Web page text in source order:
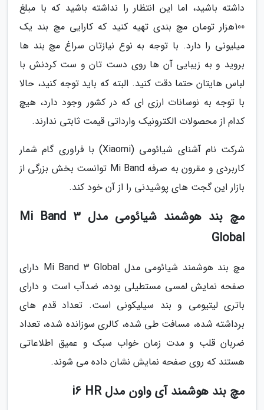
داشته باشید، اما این انتظار را نداشته باشید که با مبلغ
100هزار تومان مچ بندی تهیه کنید که کارایی مچ بند یک
میلیونی را دارد. با توجه به نوع نیازتان سراغ مچ بند ها
بروید و به زیبایی آن ها روی دست تان و ست کردنش با
لباس هایتان حتما دقت کنید. البته که باید توجه کنید، حالا
با توجه به نوسانات ارزی ای که در کشور وجود دارد، هیچ
کدام از محصولات الکترونیک وارداتی قیمت ثابتی ندارند.
شرکت نام آشنای شیائومی (Xiaomi) با فراوری گام شمار
کاربردی و مقرون به صرفه Mi Band توانست بخش بزرگی از
بازار این گجت های پوشیدنی را از آن خود کند.
مچ بند هوشمند شیائومی مدل Mi Band 3
Global
مچ بند هوشمند شیائومی مدل Mi Band 3 Global دارای
صفحه نمایش لمسی مستطیلی بوده، ضدآب است و دارای
باتری لیتیومی و بند سیلیکونی است. تعداد قدم های
برداشته شده، مسافت طی شده، کالری سوزانده شده، تعداد
ضربان قلب و مدت زمان خواب سبک و عمیق اطلاعاتی
هستند که روی صفحه نمایش نشان داده می شوند.
مچ بند هوشمند آی واون مدل i6 HR